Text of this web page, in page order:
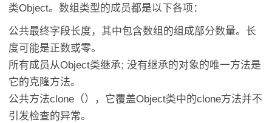
类Object。数组类型的成员都是以下各项：
公共最终字段长度，其中包含数组的组成部分数量。长
度可能是正数或零。
所有成员从Object类继承;没有继承的对象的唯一方法是
它的克隆方法。
公共方法clone（），它覆盖Object类中的clone方法并不
引发检查的异常。